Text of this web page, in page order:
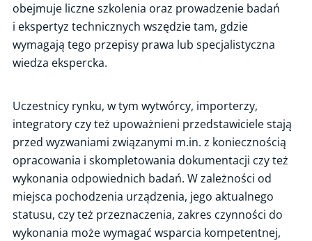
Weryfikacja dokumentacji / badania budowy urządzeń technicznych
Ocena maszyn z minimalnymi wymaganiami dot. BHP
Okresowa kontrola systemu ogrzewania, z uwzględnieniem
efektywności energetycznej źródeł ciepła
Analiza niezawodności układów bezpieczeństwa
Próba ciśnieniowa
Próba obciążeniowa
Badania nieniszczące / NDT
Odbiory materiałów, urządzeń i elementów urządzeń
Kontrola urządzeń na placach zabaw
obejmuje liczne szkolenia oraz prowadzenie badań
i ekspertyz technicznych wszędzie tam, gdzie
wymagają tego przepisy prawa lub specjalistyczna
wiedza ekspercka.
Uczestnicy rynku, w tym wytwórcy, importerzy,
integratory czy też upoważnieni przedstawiciele stają
przed wyzwaniami związanymi m.in. z koniecznością
opracowania i skompletowania dokumentacji czy też
wykonania odpowiednich badań. W zależności od
miejsca pochodzenia urządzenia, jego aktualnego
statusu, czy też przeznaczenia, zakres czynności do
wykonania może wymagać wsparcia kompetentnej,